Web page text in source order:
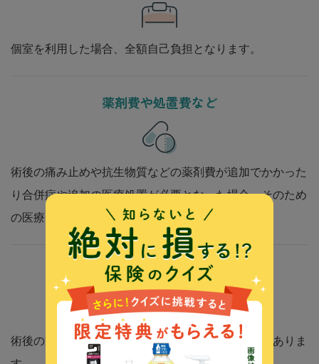
個室を利用した場合、全額自己負担となります。
薬剤費や処置費など
術後の痛み止めや抗生物質などの薬剤費が追加でかかった
り合併症や追加の医療処置が必要となった場合、そのため
の医療費が発生することがあります。
交通費
術後の通院や健診のための交通費が増加することがありま